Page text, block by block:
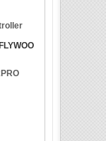
FLYWOO